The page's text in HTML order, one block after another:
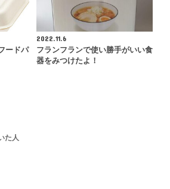
ードパ
2022.11.6
フランフランで使い勝手がいい食
器をみつけたよ！
た人